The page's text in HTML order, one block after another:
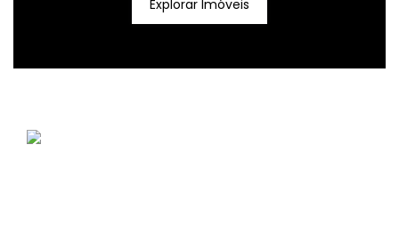
Explorar Imóveis